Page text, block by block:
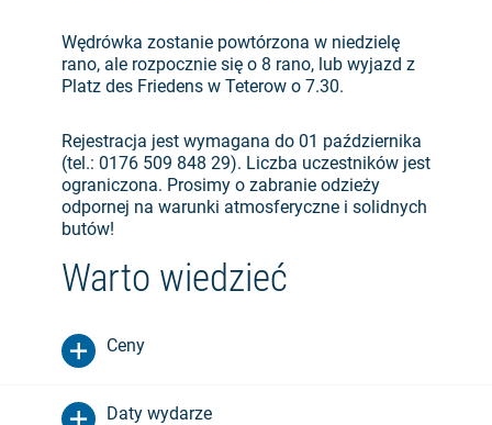
Wędrówka zostanie powtórzona w niedzielę
rano, ale rozpocznie się o 8 rano, lub wyjazd z
Platz des Friedens w Teterow o 7.30.
Rejestracja jest wymagana do 01 października
(tel.: 0176 509 848 29). Liczba uczestników jest
ograniczona. Prosimy o zabranie odzieży
odpornej na warunki atmosferyczne i solidnych
butów!
Warto wiedzieć
Ceny
Daty wydarze